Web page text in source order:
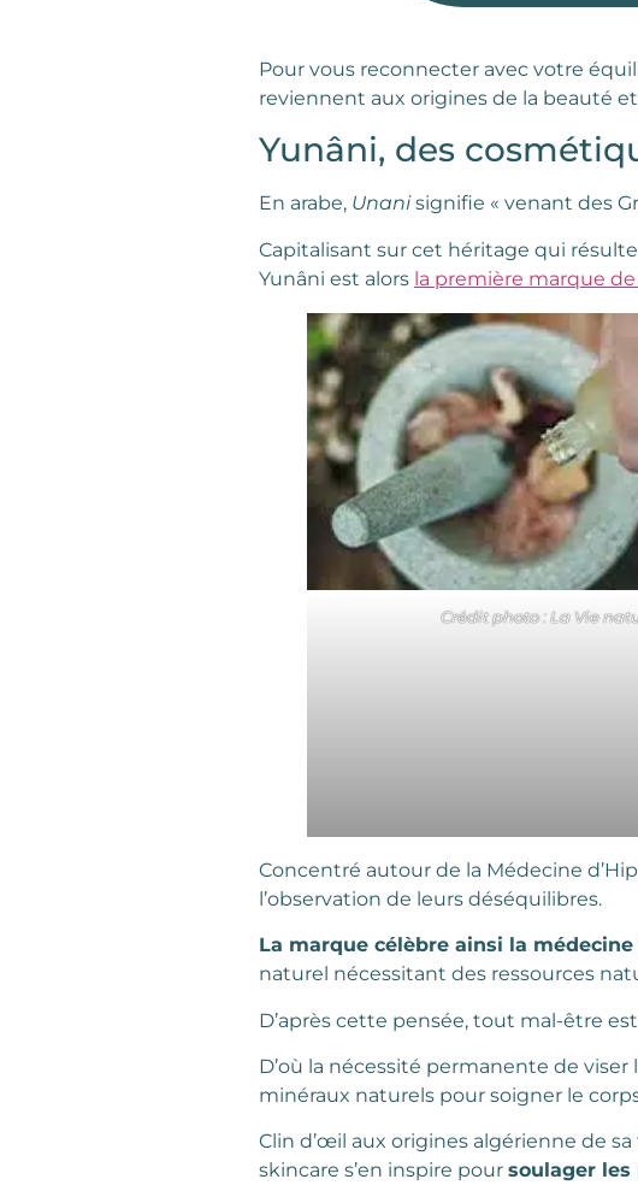
Pour vous reconnecter avec votre
reviennent aux origines de la beauté
Yunâni, des
En arabe, Unanisignifie « venant des
Capitalisant sur cet héritage qui résulte
Yunâni est alors la première marque
Crédit photo : La Vie
Concentré autour de la Médecine
l’observation de leurs déséquilibres.
La marque célèbre ainsi la médecine
naturel nécessitant des ressources
D’après cette pensée, tout mal-être
D’où la nécessité permanente de
minéraux naturels pour soigner le
Clin d’œil aux origines algérienne de
skincare s’en inspire pour soulager les